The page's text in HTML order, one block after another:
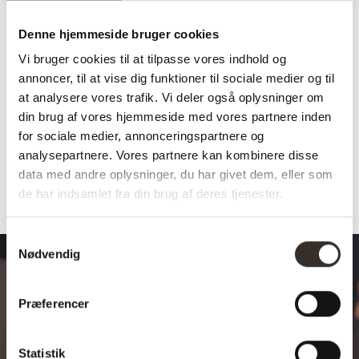
Denne hjemmeside bruger cookies
Vi bruger cookies til at tilpasse vores indhold og
annoncer, til at vise dig funktioner til sociale medier og til
at analysere vores trafik. Vi deler også oplysninger om
din brug af vores hjemmeside med vores partnere inden
for sociale medier, annonceringspartnere og
analysepartnere. Vores partnere kan kombinere disse
data med andre oplysninger, du har givet dem, eller som
de har indsamlet fra din brug af deres tjenester.
Samtykkevalg
Nødvendig
Præferencer
Statistik
har ligeledes fået lavet vores egen italienske kvalitets olie. Sådan
Olien trækker ned i træet og gør at overfladen på bænken lukkes.
Vi anbefaler at du selv behandler din bænk i planketræ efter
behov. Du kan finde vores udvalg af olier
Design dit drømmebord